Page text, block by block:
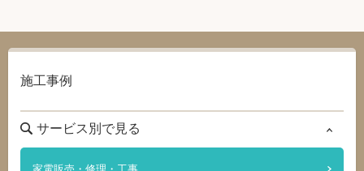
施工事例
サービス別で見る